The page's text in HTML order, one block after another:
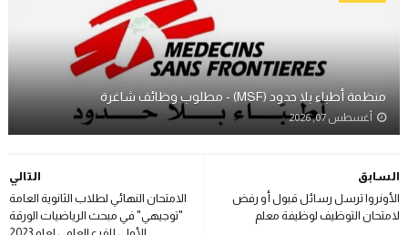
منظمة أطباء بلا حدود (MSF) - مطلوب وظائف شاغرة
أغسطس 07, 2026
التالي
الامتحان النهائي لطلاب الثانوية العامة
"توجيهي" في مبحث الرياضيات الورقة
السابق
الأونروا ترسل رسائل قبول أو رفض
لامتحان التوظيف لوظيفة معلم